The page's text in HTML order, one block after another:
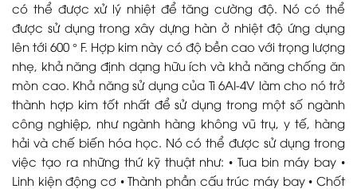
có thể được xử lý nhiệt để tăng cường độ. Nó có thể
được sử dụng trong xây dựng hàn ở nhiệt độ ứng dụng
lên tới 600 ° F. Hợp kim này có độ bền cao với trọng lượng
nhẹ, khả năng định dạng hữu ích và khả năng chống ăn
mòn cao. Khả năng sử dụng của Ti 6AI-4V làm cho nó trở
thành hợp kim tốt nhất để sử dụng trong một số ngành
công nghiệp, như ngành hàng không vũ trụ, y tế, hàng
hải và chế biến hóa học. Nó có thể được sử dụng trong
việc tạo ra những thứ kỹ thuật như: • Tua bin máy bay •
Linh kiện động cơ • Thành phần cấu trúc máy bay • Chốt